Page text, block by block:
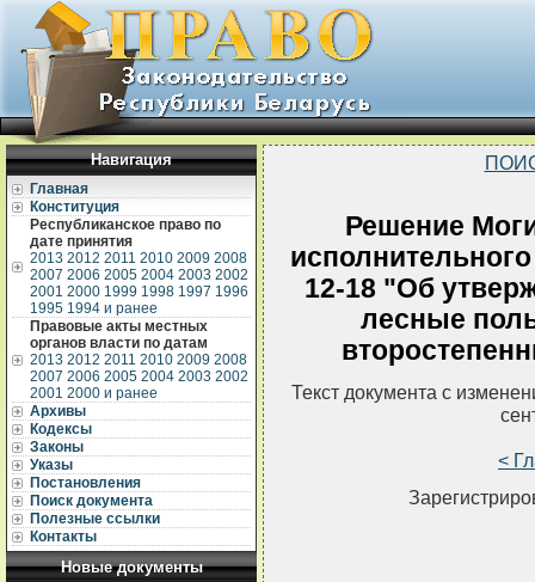
Навигация
Главная
Конституция
Республиканское право по
дате принятия
2013 2012 2011 2010 2009 2008
2007 2006 2005 2004 2003 2002
2001 2000 1999 1998 1997 1996
1995 1994 и ранее
Правовые акты местных
органов власти по датам
2013 2012 2011 2010 2009 2008
2007 2006 2005 2004 2003 2002
2001 2000 и ранее
Архивы
Кодексы
Законы
Указы
Постановления
Поиск документа
Полезные ссылки
Контакты
Новые документы
Решение
12-18 "Об
лесные
Текст документа с
<